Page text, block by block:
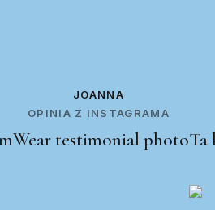
JOANNA
OPINIA Z INSTAGRAMA
Ta